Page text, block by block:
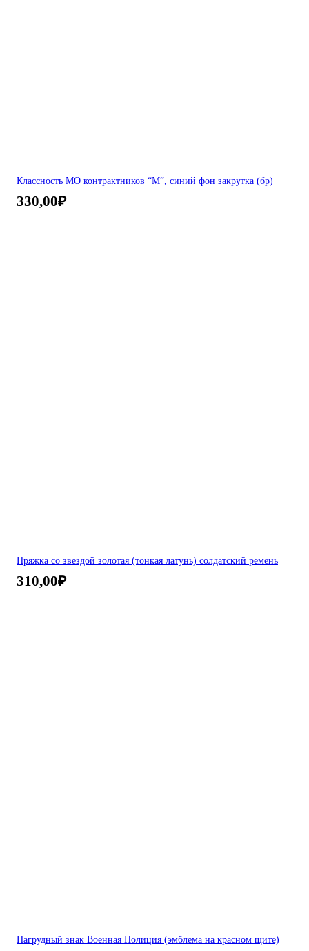
Классность МО контрактников “М”, синий фон закрутка (бр)
330,00₽
Пряжка со звездой золотая (тонкая латунь) солдатский ремень
310,00₽
Нагрудный знак Военная Полиция (эмблема на красном щите)